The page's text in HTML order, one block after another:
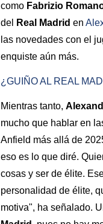
como Fabrizio
del
Real Madrid en
las novedades con el
enquiste aún más.
¿GUIÑO AL REAL
Mientras tanto,
mucho que hablar en
Anfield más allá de
eso es lo que diré.
cosas y ser de élite.
personalidad de élite,
motiva", ha señalado.